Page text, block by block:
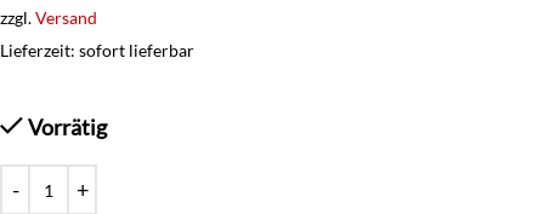
zzgl.Versand
Lieferzeit: sofort lieferbar
Vorrätig